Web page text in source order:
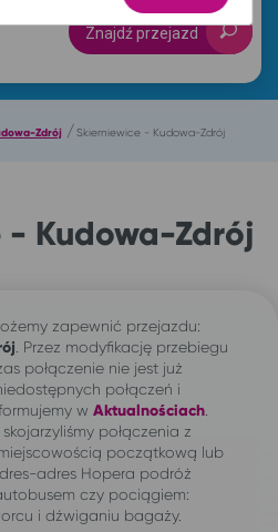
Znajdź przejazd
Zdrój /Skierniewice - Kudowa-Zdrój
- Kudowa-Zdrój
zapewnić przejazdu:
. Przez modyfikację przebiegu
połączenie nie jest już
połączeń i
w Aktualnościach
skojarzyliśmy połączenia z
początkową lub
adres Hopera podróż
czy pociągiem:
i dźwiganiu bagaży.